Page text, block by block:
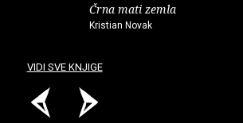
Črna mati zemla
Kristian Novak
VIDI SVE KNJIGE